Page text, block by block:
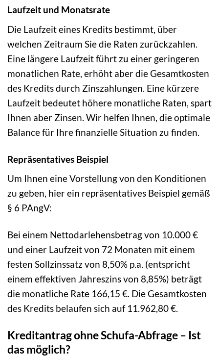
Laufzeit und Monatsrate
Die Laufzeit eines Kredits bestimmt, über
welchen Zeitraum Sie die Raten zurückzahlen.
Eine längere Laufzeit führt zu einer geringeren
monatlichen Rate, erhöht aber die Gesamtkosten
des Kredits durch Zinszahlungen. Eine kürzere
Laufzeit bedeutet höhere monatliche Raten, spart
Ihnen aber Zinsen. Wir helfen Ihnen, die optimale
Balance für Ihre finanzielle Situation zu finden.
Repräsentatives Beispiel
Um Ihnen eine Vorstellung von den Konditionen
zu geben, hier ein repräsentatives Beispiel gemäß
§ 6 PAngV:
Bei einem Nettodarlehensbetrag von 10.000 €
und einer Laufzeit von 72 Monaten mit einem
festen Sollzinssatz von 8,50% p.a. (entspricht
einem effektiven Jahreszins von 8,85%) beträgt
die monatliche Rate 166,15 €. Die Gesamtkosten
des Kredits belaufen sich auf 11.962,80 €.
Kreditantrag ohne Schufa-Abfrage – Ist
das möglich?